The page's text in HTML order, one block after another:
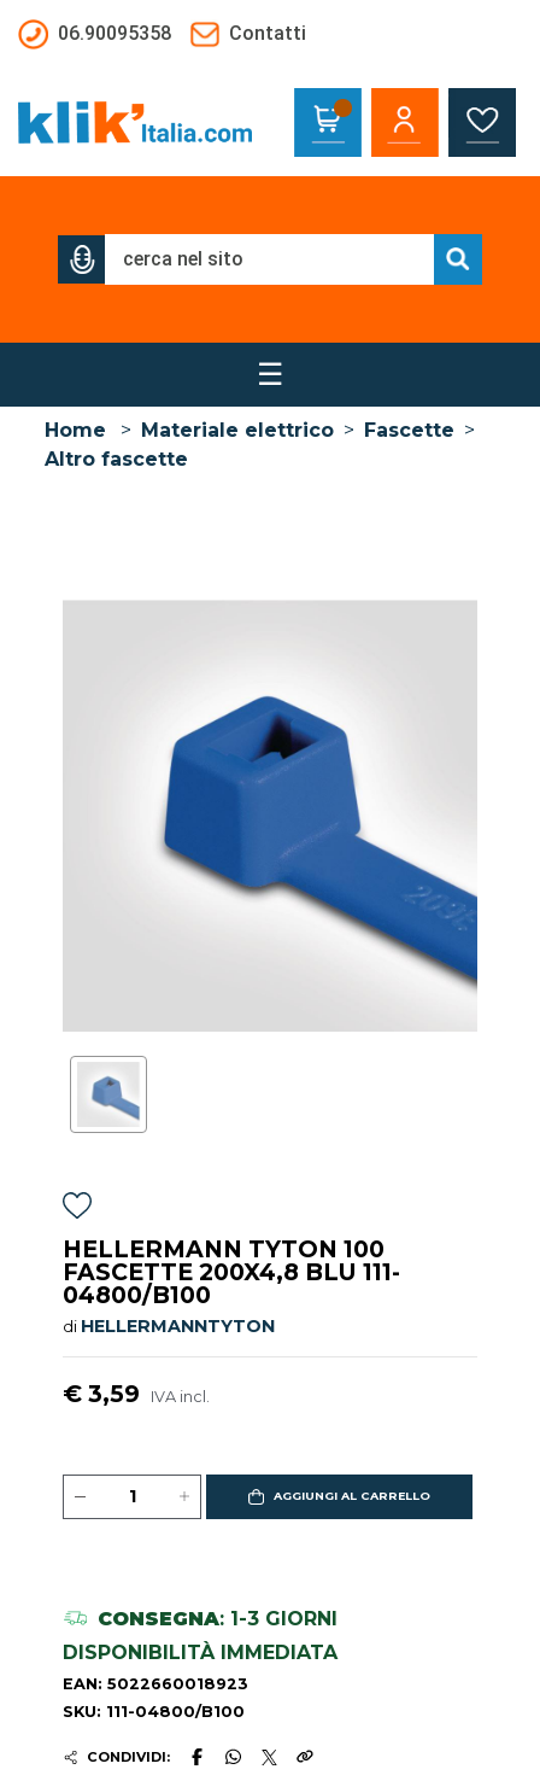
06.90095358
Contatti
☰
Home > Materiale elettrico > Fascette >
Altro fascette
HELLERMANN TYTON 100
FASCETTE 200X4,8 BLU 111-
04800/B100
di HELLERMANNTYTON
€ 3,59 IVA incl.
AGGIUNGI AL CARRELLO
CONSEGNA: 1-3 GIORNI
DISPONIBILITÀ IMMEDIATA
EAN: 5022660018923
SKU: 111-04800/B100
CONDIVIDI: